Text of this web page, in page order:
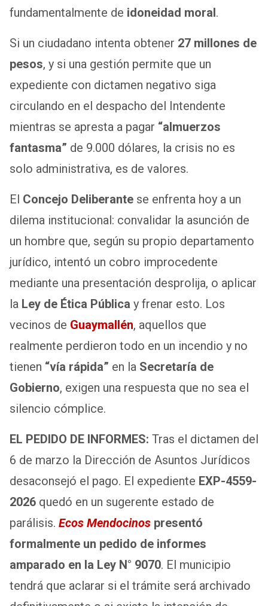
fundamentalmente de idoneidad moral .
Si un ciudadano intenta obtener 27 millones de
pesos, y si una gestión permite que un
expediente con dictamen negativo siga
circulando en el despacho del Intendente
mientras se apresta a pagar “almuerzos
fantasma” de 9.000 dólares, la crisis no es
solo administrativa, es de valores.
El Concejo Deliberante se enfrenta hoy a un
dilema institucional: convalidar la asunción de
un hombre que, según su propio departamento
jurídico, intentó un cobro improcedente
mediante una presentación desprolija, o aplicar
la Ley de Ética Pública y frenar esto. Los
vecinos de Guaymallén, aquellos que
realmente perdieron todo en un incendio y no
tienen “vía rápida” en la Secretaría de
Gobierno, exigen una respuesta que no sea el
silencio cómplice.
EL PEDIDO DE INFORMES: Tras el dictamen del
6 de marzo la Dirección de Asuntos Jurídicos
desaconsejó el pago. El expediente EXP-4559-
2026 quedó en un sugerente estado de
parálisis. Ecos Mendocinos presentó
formalmente un pedido de informes
amparado en la Ley N° 9070. El municipio
tendrá que aclarar si el trámite será archivado